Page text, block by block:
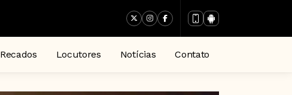
Recados Locutores Notícias Contato